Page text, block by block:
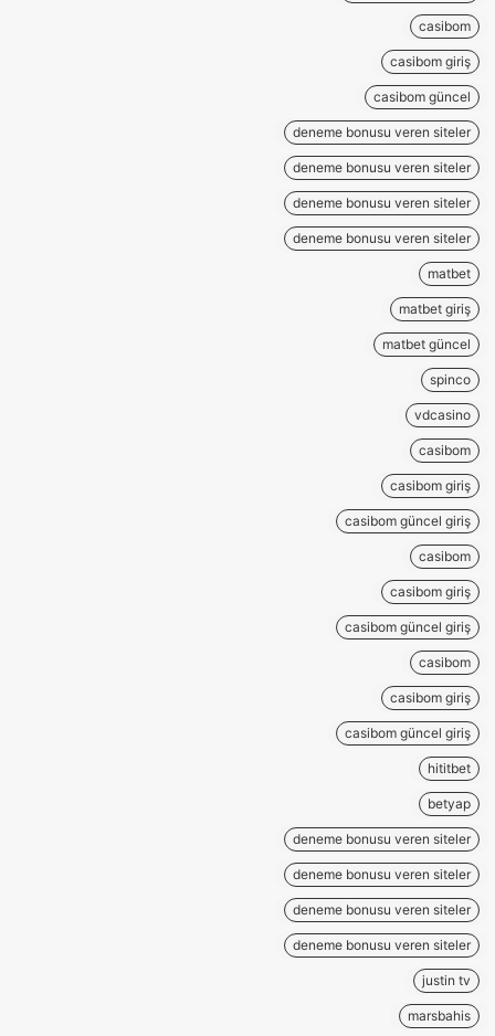
casibom
casibom giriş
casibom güncel
deneme bonusu veren siteler
deneme bonusu veren siteler
deneme bonusu veren siteler
deneme bonusu veren siteler
matbet
matbet giriş
matbet güncel
spinco
vdcasino
casibom
casibom giriş
casibom güncel giriş
casibom
casibom giriş
casibom güncel giriş
casibom
casibom giriş
casibom güncel giriş
hititbet
betyap
deneme bonusu veren siteler
deneme bonusu veren siteler
deneme bonusu veren siteler
deneme bonusu veren siteler
justin tv
marsbahis